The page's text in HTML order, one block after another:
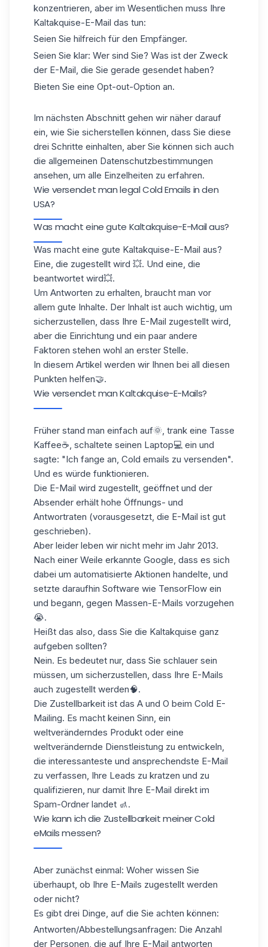
konzentrieren, aber im Wesentlichen muss Ihre
Kaltakquise-E-Mail das tun:
Seien Sie hilfreich für den Empfänger.
Seien Sie klar: Wer sind Sie? Was ist der Zweck
der E-Mail, die Sie gerade gesendet haben?
Bieten Sie eine Opt-out-Option an.
Im nächsten Abschnitt gehen wir näher darauf
ein, wie Sie sicherstellen können, dass Sie diese
drei Schritte einhalten, aber Sie können sich auch
die allgemeinen Datenschutzbestimmungen
ansehen, um alle Einzelheiten zu erfahren.
Wie versendet man legal Cold Emails in den
USA?
Was macht eine gute Kaltakquise-E-Mail aus?
Was macht eine gute Kaltakquise-E-Mail aus?
Eine, die zugestellt wird 💥. Und eine, die
beantwortet wird💥.
Um Antworten zu erhalten, braucht man vor
allem gute Inhalte. Der Inhalt ist auch wichtig, um
sicherzustellen, dass Ihre E-Mail zugestellt wird,
aber die Einrichtung und ein paar andere
Faktoren stehen wohl an erster Stelle.
In diesem Artikel werden wir Ihnen bei all diesen
Punkten helfen🤝.
Wie versendet man Kaltakquise-E-Mails?
Früher stand man einfach auf🌞, trank eine Tasse
Kaffee☕, schaltete seinen Laptop💻 ein und
sagte: "Ich fange an, Cold emails zu versenden".
Und es würde funktionieren.
Die E-Mail wird zugestellt, geöffnet und der
Absender erhält hohe Öffnungs- und
Antwortraten (vorausgesetzt, die E-Mail ist gut
geschrieben).
Aber leider leben wir nicht mehr im Jahr 2013.
Nach einer Weile erkannte Google, dass es sich
dabei um automatisierte Aktionen handelte, und
setzte daraufhin Software wie TensorFlow ein
und begann, gegen Massen-E-Mails vorzugehen
😭.
Heißt das also, dass Sie die Kaltakquise ganz
aufgeben sollten?
Nein. Es bedeutet nur, dass Sie schlauer sein
müssen, um sicherzustellen, dass Ihre E-Mails
auch zugestellt werden🧠.
Die Zustellbarkeit ist das A und O beim Cold E-
Mailing. Es macht keinen Sinn, ein
weltveränderndes Produkt oder eine
weltverändernde Dienstleistung zu entwickeln,
die interessanteste und ansprechendste E-Mail
zu verfassen, Ihre Leads zu kratzen und zu
qualifizieren, nur damit Ihre E-Mail direkt im
Spam-Ordner landet 🚮.
Wie kann ich die Zustellbarkeit meiner Cold
eMails messen?
Aber zunächst einmal: Woher wissen Sie
überhaupt, ob Ihre E-Mails zugestellt werden
oder nicht?
Es gibt drei Dinge, auf die Sie achten können:
Antworten/Abbestellungsanfragen: Die Anzahl
der Personen, die auf Ihre E-Mail antworten